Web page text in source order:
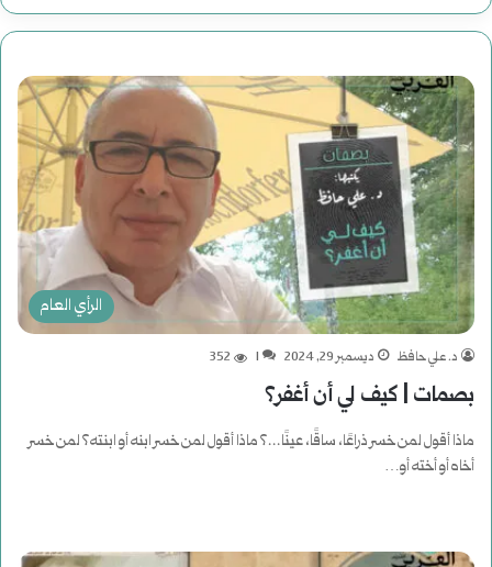
الرأي العام
د. علي حافظ ديسمبر 29, 2024 1
352
بصمات | كيف لي أن أغفر؟
ماذا أقول لمن خسر ذراعًا، ساقًا، عينًا...؟ ماذا أقول لمن خسر ابنه أو ابنته؟ لمن خسر
أخاه أو أخته أو…